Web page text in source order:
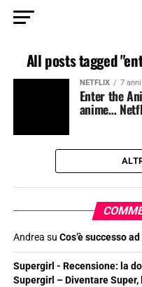
All posts tagged
NETFLIX 7
Enter the
anime…
Andrea su Cos’è successo
Supergirl - Recensione: la
Supergirl – Diventare